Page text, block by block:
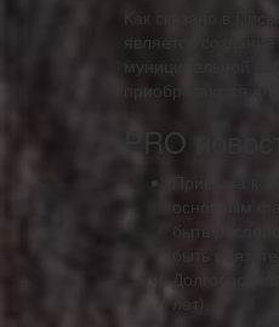
Как сказано в
является
муниципальной
приобретаются
PRO
Привязка к
основным
быть
быть
лет).